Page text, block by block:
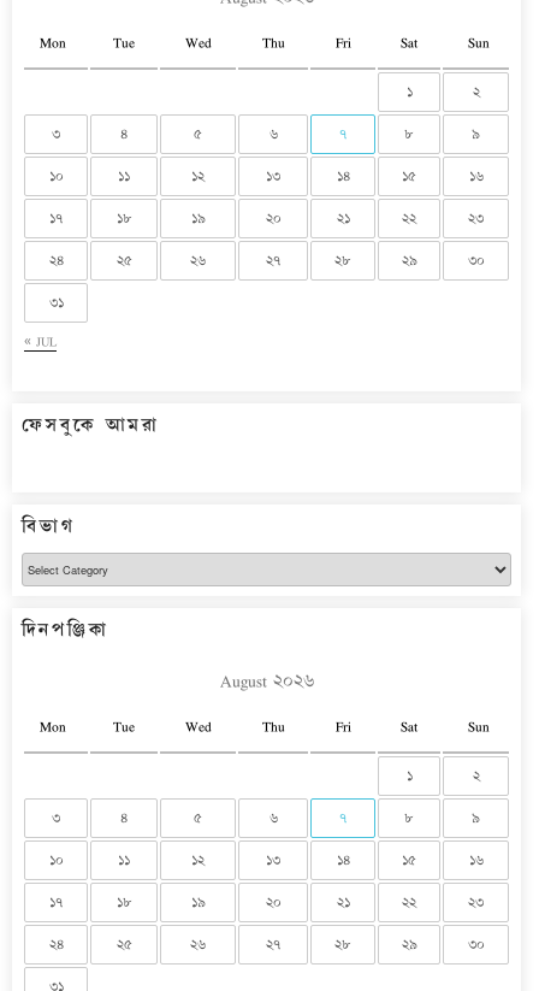
Mon Tue Wed Thu Fri Sat Sun
« JUL
১ ২
৩ ৪ ৫ ৬ ৭ ৮ ৯
১০ ১১ ১২ ১৩ ১৪ ১৫ ১৬
১৭ ১৮ ১৯ ২০ ২১ ২২ ২৩
২৪ ২৫ ২৬ ২৭ ২৮ ২৯ ৩০
৩১
ফেসবুকে আমরা
বিভাগ
বিভাগ
দিনপঞ্জিকা
August ২০২৬
Mon Tue Wed Thu Fri Sat Sun
১ ২
৩ ৪ ৫ ৬ ৭ ৮ ৯
১০ ১১ ১২ ১৩ ১৪ ১৫ ১৬
১৭ ১৮ ১৯ ২০ ২১ ২২ ২৩
২৪ ২৫ ২৬ ২৭ ২৮ ২৯ ৩০
৩১